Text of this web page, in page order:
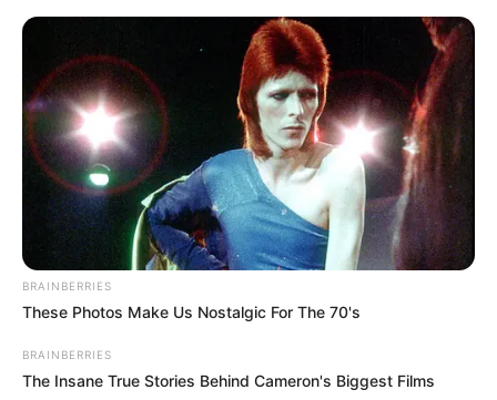
BRAINBERRIES
These Photos Make Us Nostalgic For The 70's
BRAINBERRIES
The Insane True Stories Behind Cameron's Biggest Films